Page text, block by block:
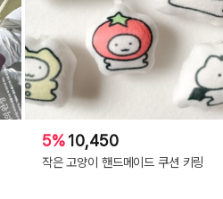
5%10,450
작은 고양이 핸드메이드 쿠션 키링